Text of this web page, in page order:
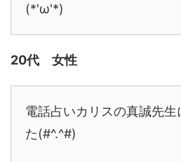
(*'ω'*)
20代 女性
電話占いカリスの真誠先生
た(#^.^#)